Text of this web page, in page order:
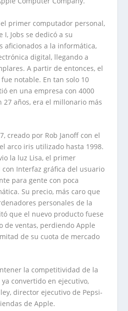
primer computador personal,
Jobs se dedicó a su
aficionados a la informática,
digital, llegando a
A partir de entonces, el
notable. En tan solo 10
en una empresa con 4000
27 años, era el millonario más
creado por Rob Janoff con el
arco iris utilizado hasta 1998.
la luz Lisa, el primer
Interfaz gráfica del usuario
para gente con poca
Su precio, más caro que
personales de la
que el nuevo producto fuese
de ventas, perdiendo Apple
de su cuota de mercado
la competitividad de la
ya convertido en ejecutivo,
director ejecutivo de Pepsi-
de Apple.